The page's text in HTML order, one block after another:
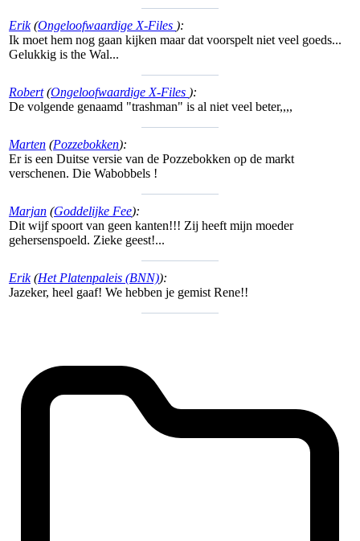
Erik(Ongeloofwaardige X-Files ):
Ik moet hem nog gaan kijken maar dat voorspelt niet veel goeds...
Gelukkig is the Wal...
Robert(Ongeloofwaardige X-Files ):
De volgende genaamd "trashman" is al niet veel beter,,,,
Marten (Pozzebokken):
Er is een Duitse versie van de Pozzebokken op de markt
verschenen. Die Wabobbels !
Marjan (Goddelijke Fee):
Dit wijf spoort van geen kanten!!! Zij heeft mijn moeder
gehersenspoeld. Zieke geest!...
Erik(Het Platenpaleis (BNN)):
Jazeker, heel gaaf! We hebben je gemist Rene!!